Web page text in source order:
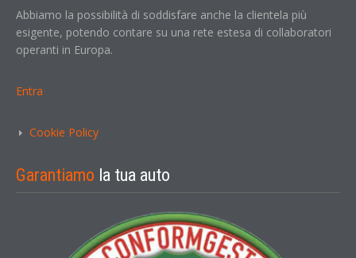
Abbiamo la possibilità di soddisfare anche la clientela più
esigente, potendo contare su una rete estesa di collaboratori
operanti in Europa.
Entra
Cookie Policy
Garantiamo la tua auto